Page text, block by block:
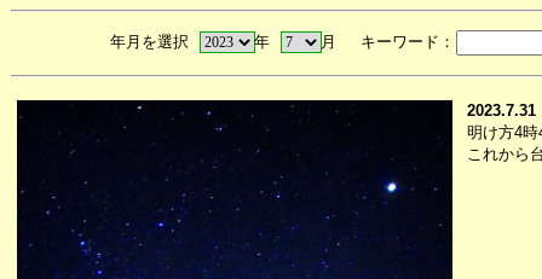
年月を選択 年 月 キーワード：
2023.7.31
明け方4
これから